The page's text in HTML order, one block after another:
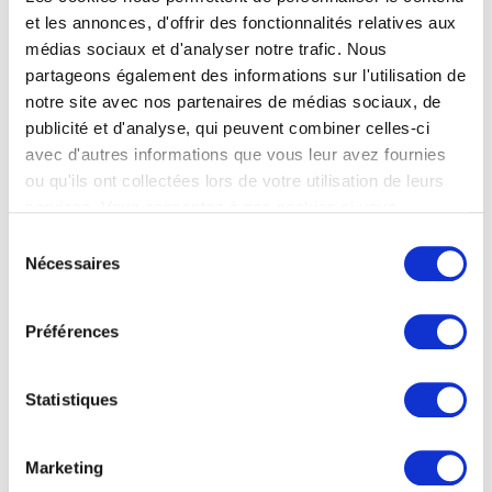
et les annonces, d'offrir des fonctionnalités relatives aux
médias sociaux et d'analyser notre trafic. Nous
partageons également des informations sur l'utilisation de
notre site avec nos partenaires de médias sociaux, de
publicité et d'analyse, qui peuvent combiner celles-ci
avec d'autres informations que vous leur avez fournies
ou qu'ils ont collectées lors de votre utilisation de leurs
Nécessaires
Préférences
Statistiques
Marketing
des erreurs humaines dans la gestion de
données.
8 outils IA & No-code à
maîtriser
Webflow
des sites web professionnels sans avoir besoin de
coder. Il offre une interface visuelle intuitive où les
utilisateurs peuvent concevoir des pages, gérer du
contenu dynamique et optimiser leur SEO. Très prisé
aussi de générer du code propre, ce qui en fait une
solution hybride entre nocode et développement